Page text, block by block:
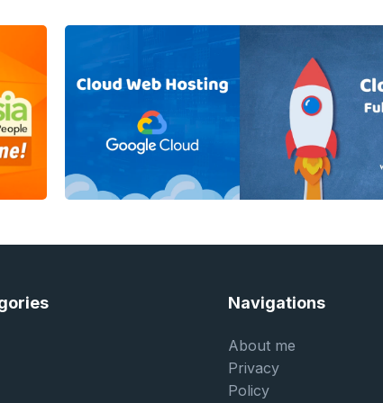
di mana para pemain bisa menonjol, berinteraksi dengan
internasional, dan tentu saja, mendapatkan hadiah yang
...
Navigations
About me
Privacy
Policy